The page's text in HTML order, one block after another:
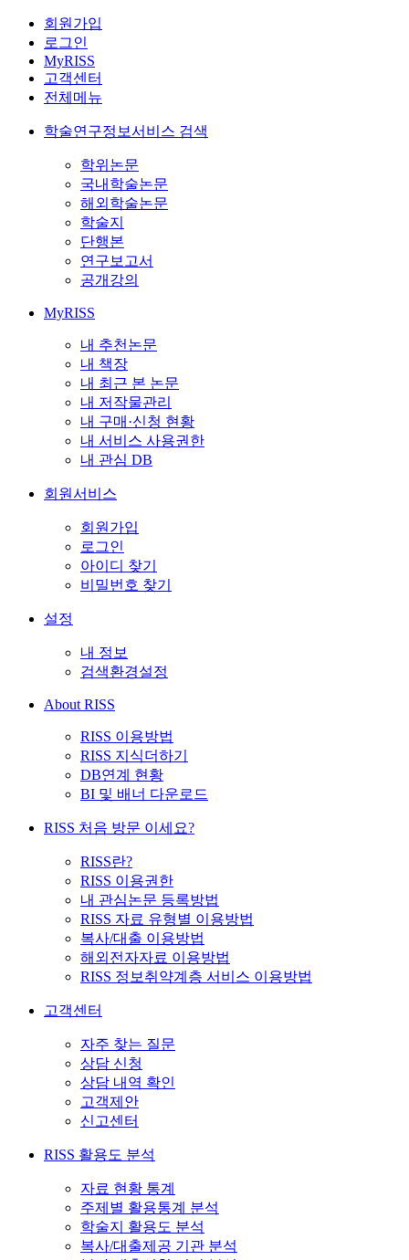
회원가입
로그인
MyRISS
고객센터
전체메뉴
학술연구정보서비스 검색
학위논문
국내학술논문
해외학술논문
학술지
단행본
연구보고서
공개강의
MyRISS
내 추천논문
내 책장
내 최근 본 논문
내 저작물관리
내 구매·신청 현황
내 서비스 사용권한
내 관심 DB
회원서비스
회원가입
로그인
아이디 찾기
비밀번호 찾기
설정
내 정보
검색환경설정
About RISS
RISS 이용방법
RISS 지식더하기
DB연계 현황
BI 및 배너 다운로드
RISS 처음 방문 이세요?
RISS란?
RISS 이용권한
내 관심논문 등록방법
RISS 자료 유형별 이용방법
복사/대출 이용방법
해외전자자료 이용방법
RISS 정보취약계층 서비스 이용방법
고객센터
자주 찾는 질문
상담 신청
상담 내역 확인
고객제안
신고센터
RISS 활용도 분석
자료 현황 통계
주제별 활용통계 분석
학술지 활용도 분석
복사/대출제공 기관 분석